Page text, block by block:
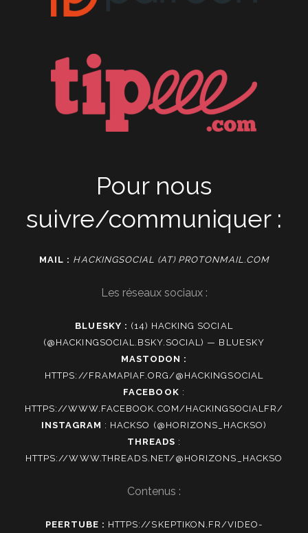
Pour nous
suivre/communiquer :
MAIL : HACKINGSOCIAL (AT) PROTONMAIL.COM
Les réseaux sociaux :
BLUESKY : (14) HACKING SOCIAL
(@HACKINGSOCIAL.BSKY.SOCIAL) — BLUESKY
MASTODON :
HTTPS://FRAMAPIAF.ORG/@HACKINGSOCIAL
FACEBOOK :
HTTPS://WWW.FACEBOOK.COM/HACKINGSOCIALFR/
INSTAGRAM : HACKSO (@HORIZONS_HACKSO)
THREADS :
HTTPS://WWW.THREADS.NET/@HORIZONS_HACKSO
Contenus :
PEERTUBE : HTTPS://SKEPTIKON.FR/VIDEO-